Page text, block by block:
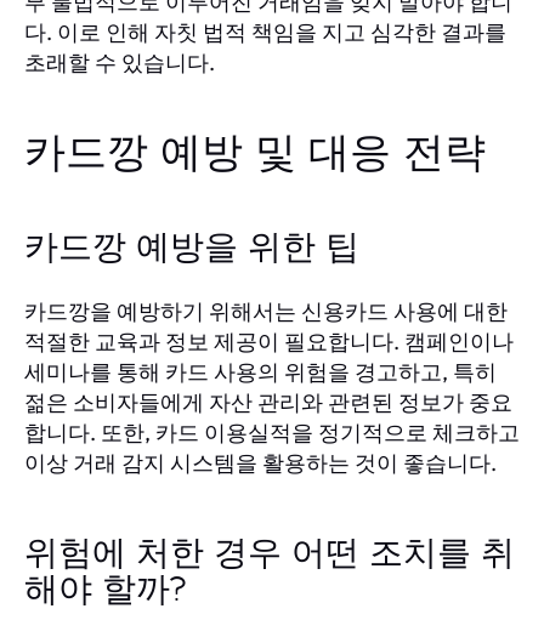
다. 이로 인해 자칫 법적 책임을 지고 심각한 결과를
초래할 수 있습니다.
카드깡 예방 및 대응 전략
카드깡 예방을 위한 팁
카드깡을 예방하기 위해서는 신용카드 사용에 대한
적절한 교육과 정보 제공이 필요합니다. 캠페인이나
세미나를 통해 카드 사용의 위험을 경고하고, 특히
젊은 소비자들에게 자산 관리와 관련된 정보가 중요
합니다. 또한, 카드 이용실적을 정기적으로 체크하고
이상 거래 감지 시스템을 활용하는 것이 좋습니다.
위험에 처한 경우 어떤 조치를 취
해야 할까?